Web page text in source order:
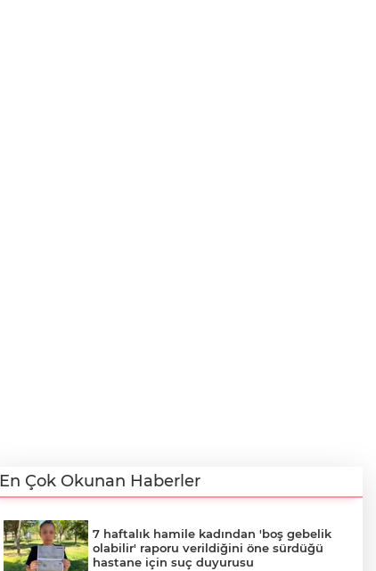
En Çok Okunan Haberler
7 haftalık hamile kadından 'boş gebelik
olabilir' raporu verildiğini öne sürdüğü
hastane için suç duyurusu